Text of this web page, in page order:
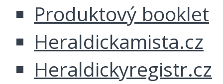
Produktový booklet
Heraldickamista.cz
Heraldickyregistr.cz